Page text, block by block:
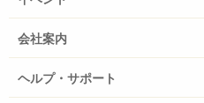
会社案内
ヘルプ・サポート